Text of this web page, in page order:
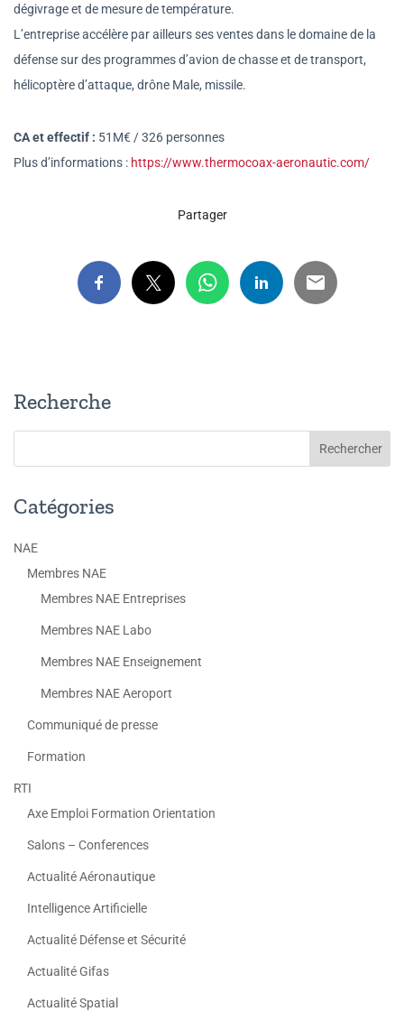
dégivrage et de mesure de température.
L’entreprise accélère par ailleurs ses ventes dans le domaine de la
défense sur des programmes d’avion de chasse et de transport,
hélicoptère d’attaque, drône Male, missile.
CA et effectif : 51M€ / 326 personnes
Plus d’informations : https://www.thermocoax-aeronautic.com/
Partager
Recherche
Catégories
NAE
Membres NAE
Membres NAE Entreprises
Membres NAE Labo
Membres NAE Enseignement
Membres NAE Aeroport
Communiqué de presse
Formation
RTI
Axe Emploi Formation Orientation
Salons – Conferences
Actualité Aéronautique
Intelligence Artificielle
Actualité Défense et Sécurité
Actualité Gifas
Actualité Spatial